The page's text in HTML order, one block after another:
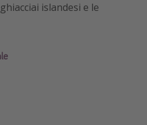
islandesi e le